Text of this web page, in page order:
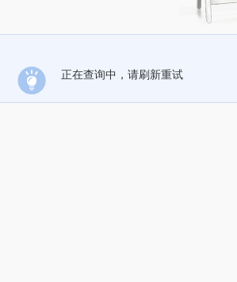
正在查询中，请刷新重试